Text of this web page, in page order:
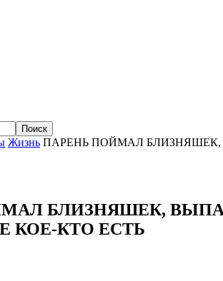
Жизнь ПАРЕНЬ ПОЙМАЛ
БЛИЗНЯШЕК,
КОЕ-КТО ЕСТЬ